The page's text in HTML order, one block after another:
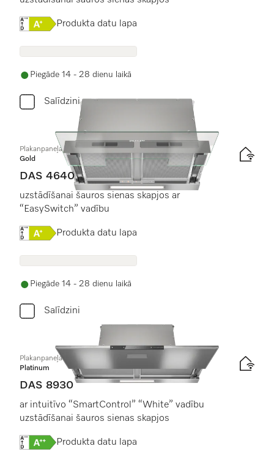
Online Label Flag, Energoefektivitātes etiķete
Produkta datu lapa
Piegāde 14 - 28 dienu laikā
Salīdzini
Plakanpaneļa tvaika nosūcējs
Gold
DAS 4640
uzstādīšanai šauros sienas skapjos ar
“EasySwitch” vadību
Online Label Flag, Energoefektivitātes etiķete
Produkta datu lapa
Piegāde 14 - 28 dienu laikā
Salīdzini
Plakanpaneļa tvaika nosūcējs
Platinum
DAS 8930
ar intuitīvo “SmartControl” “White” vadību
uzstādīšanai šauros sienas skapjos
Online Label Flag, Energoefektivitātes etiķete
Produkta datu lapa